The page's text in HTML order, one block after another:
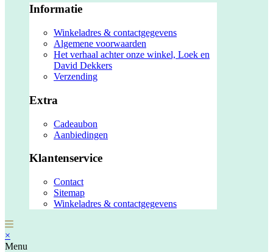
Informatie
Winkeladres & contactgegevens
Algemene voorwaarden
Het verhaal achter onze winkel, Loek en
David Dekkers
Verzending
Extra
Cadeaubon
Aanbiedingen
Klantenservice
Contact
Sitemap
Winkeladres & contactgegevens
×
Menu